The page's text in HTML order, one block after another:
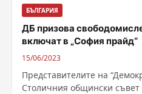
БЪЛГАРИЯ
ДБ призова
включат в „София прайд“
15/06/2023
Представителите на
Столичния общински съвет